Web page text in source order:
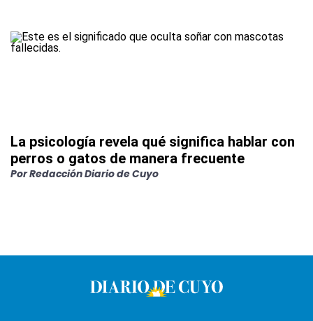
La psicología revela qué significa hablar con
perros o gatos de manera frecuente
PorRedacción Diario de Cuyo